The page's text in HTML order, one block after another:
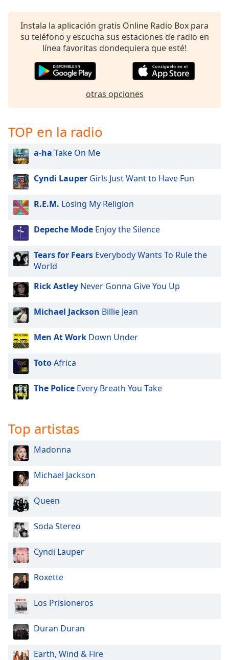
Instala la aplicación gratis Online Radio Box para
su teléfono y escucha sus estaciones de radio en
línea favoritas dondequiera que esté!
otras opciones
TOP en la radio
a-ha Take On Me
Cyndi Lauper Girls Just Want to Have Fun
R.E.M. Losing My Religion
Depeche Mode Enjoy the Silence
Tears for Fears Everybody Wants To Rule the
World
Rick Astley Never Gonna Give You Up
Michael Jackson Billie Jean
Men At Work Down Under
TotoAfrica
The Police Every Breath You Take
Top artistas
Madonna
Michael Jackson
Queen
Soda Stereo
Cyndi Lauper
Roxette
Los Prisioneros
Duran Duran
Earth, Wind & Fire